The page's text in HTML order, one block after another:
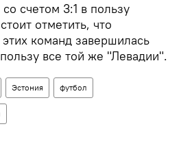
счетом 3:1 в пользу
отметить, что
команд завершилась
все той же "Левадии".
Эстония футбол